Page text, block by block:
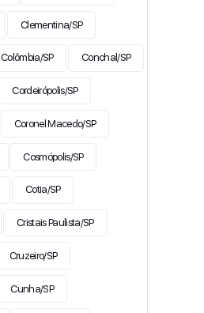
Clementina/SP
Colômbia/SP Conchal/SP
Cordeirópolis/SP
Coronel Macedo/SP
Cosmópolis/SP
Cotia/SP
Cristais Paulista/SP
Cruzeiro/SP
Cunha/SP